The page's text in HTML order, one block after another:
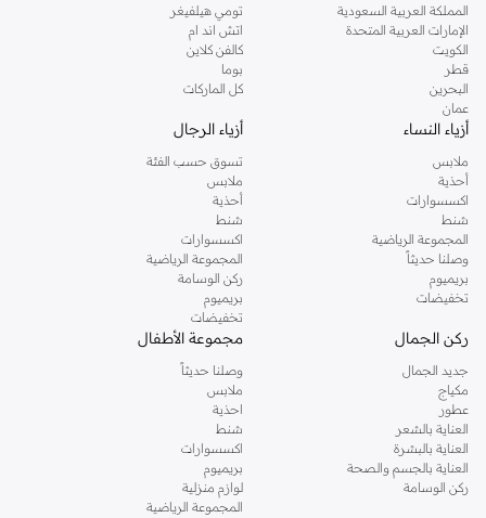
تسوقي دوروثي بيركنز اون لاين من نمشي واستمتعي باكثر من الف ستايل من مجموعة
دوروثي بيركنز الشهيرة. تصفحي المجموعة كاملة في متجر دوروثي بيركنز اون لاين او
استخدمي القائمة لتحديد تجربة تسوق دوروثي بيركنز اون لاين. خدمة التوصيل السريعة
والدعم الاستثنائي يضمن لك تجربة تسوق ممتعة دائما مع نمشي.
المملكة العربية السعودية
الإمارات العربية المتحدة
الكويت
قطر
البحرين
عمان
تومي هيلفيغر
اتش اند ام
كالفن كلاين
بوما
كل الماركات
أزياء النساء
ملابس
أحذية
اكسسوارات
شنط
المجموعة الرياضية
وصلنا حديثاً
بريميوم
تخفيضات
أزياء الرجال
تسوق حسب الفئة
ملابس
أحذية
شنط
اكسسوارات
المجموعة الرياضية
ركن الوسامة
بريميوم
تخفيضات
ركن الجمال
جديد الجمال
مكياج
عطور
العناية بالشعر
العناية بالبشرة
العناية بالجسم والصحة
ركن الوسامة
مجموعة الأطفال
وصلنا حديثاً
ملابس
احذية
شنط
اكسسوارات
بريميوم
لوازم منزلية
المجموعة الرياضية